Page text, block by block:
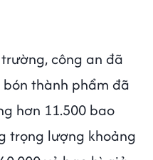
công an đã
thành phẩm đã
hơn 11.500 bao
trọng lượng khoảng